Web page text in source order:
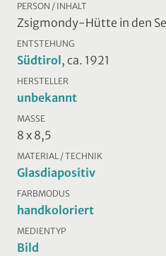
PERSON / INHALT
Zsigmondy-Hütte in den
ENTSTEHUNG
Südtirol , ca. 1921
HERSTELLER
unbekannt
MASSE
8 x 8,5
MATERIAL / TECHNIK
Glasdiapositiv
FARBMODUS
handkoloriert
MEDIENTYP
Bild